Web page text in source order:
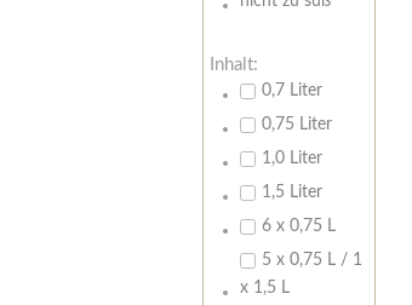
Inhalt:
0,7 Liter
0,75 Liter
1,0 Liter
1,5 Liter
6 x 0,75 L
5 x 0,75 L / 1
x 1,5 L